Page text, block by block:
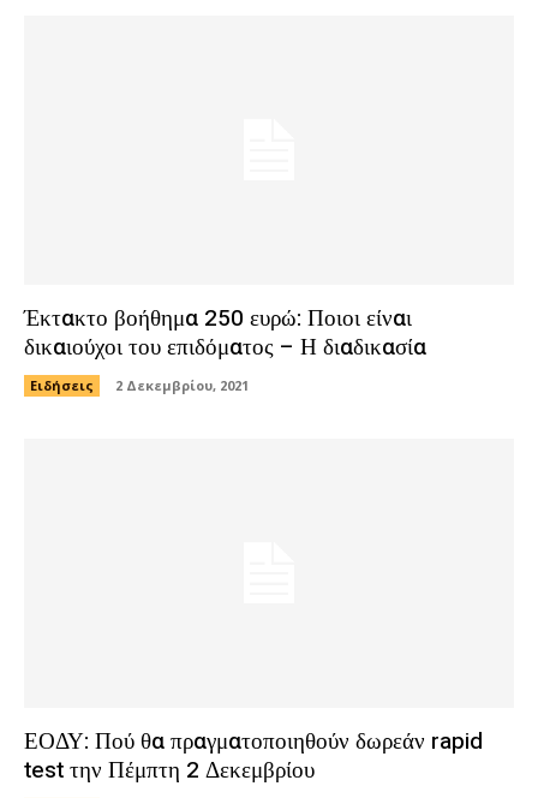
Έκτακτο βοήθημα 250 ευρώ: Ποιοι είναι
δικαιούχοι του επιδόματος – Η διαδικασία
Ειδήσεις 2 Δεκεμβρίου, 2021
ΕΟΔΥ: Πού θα πραγματοποιηθούν δωρεάν rapid
test την Πέμπτη 2 Δεκεμβρίου